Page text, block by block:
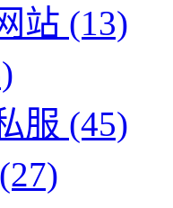
站 (13)
服 (45)
(27)